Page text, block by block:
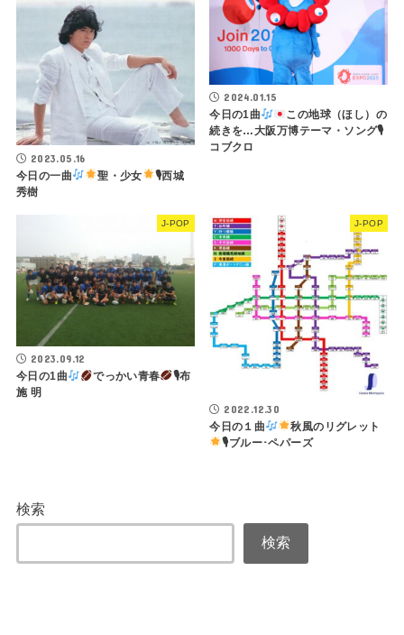
2023.05.16
今日の一曲 聖・少女
🎙西城
秀樹
2024.01.15
今日の1曲
この地球（ほし）の
続きを…大阪万博テーマ・ソング🎙
コブクロ
J-POP
2023.09.12
今日の1曲 でっかい青春
🎙布
施 明
J-POP
2022.12.30
今日の１曲
秋風のリグレット
🎙ブルー･ペパーズ
検索
検索